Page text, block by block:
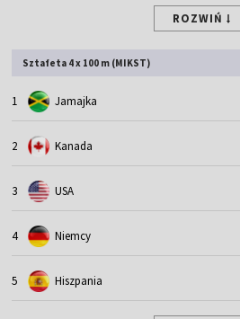
ROZWIŃ
Sztafeta 4 x 100 m (MIKST)
1 Jamajka
2 Kanada
3 USA
4 Niemcy
5 Hiszpania